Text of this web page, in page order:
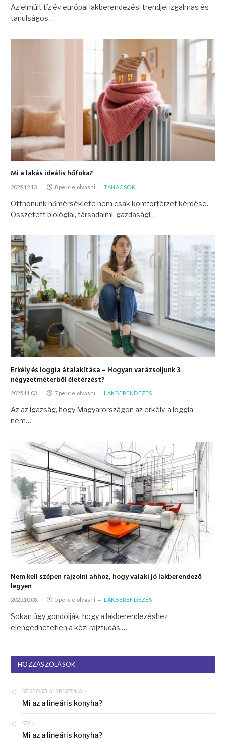
Az elmúlt tíz év európai lakberendezési trendjei izgalmas és
tanulságos…
Mi a lakás ideális hőfoka?
2025.12.13. 8 perc elolvasni TANÁCSOK
Otthonunk hőmérséklete nem csak komfortérzet kérdése.
Összetett biológiai, társadalmi, gazdasági…
Erkély és loggia átalakítása – Hogyan varázsoljunk 3
négyzetméterből életérzést?
2025.11.03. 7 perc elolvasni LAKBERENDEZÉS
Az az igazság, hogy Magyarországon az erkély, a loggia
nem…
Nem kell szépen rajzolni ahhoz, hogy valaki jó lakberendező
legyen
2025.10.08. 5 perc elolvasni LAKBERENDEZÉS
Sokan úgy gondolják, hogy a lakberendezéshez
elengedhetetlen a kézi rajztudás.…
HOZZÁSZÓLÁSOK
SZOBOSZLAI KRISZTINA -
Mi az a lineáris konyha?
IZA -
Mi az a lineáris konyha?